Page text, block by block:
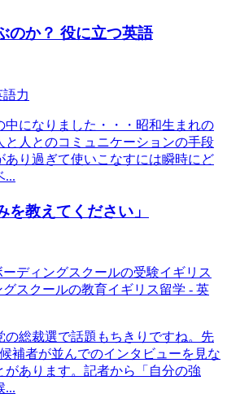
のか？ 役に立つ英語
力
中になりました・・・昭和生まれの
と人とのコミュニケーションの手段
あり過ぎて使いこなすには瞬時にど
...
を教えてください」
ディングスクールの受験イギリス
スクールの教育イギリス留学 - 英
の総裁選で話題もちきりですね。先
補者が並んでのインタビューを見な
があります。記者から「自分の強
...